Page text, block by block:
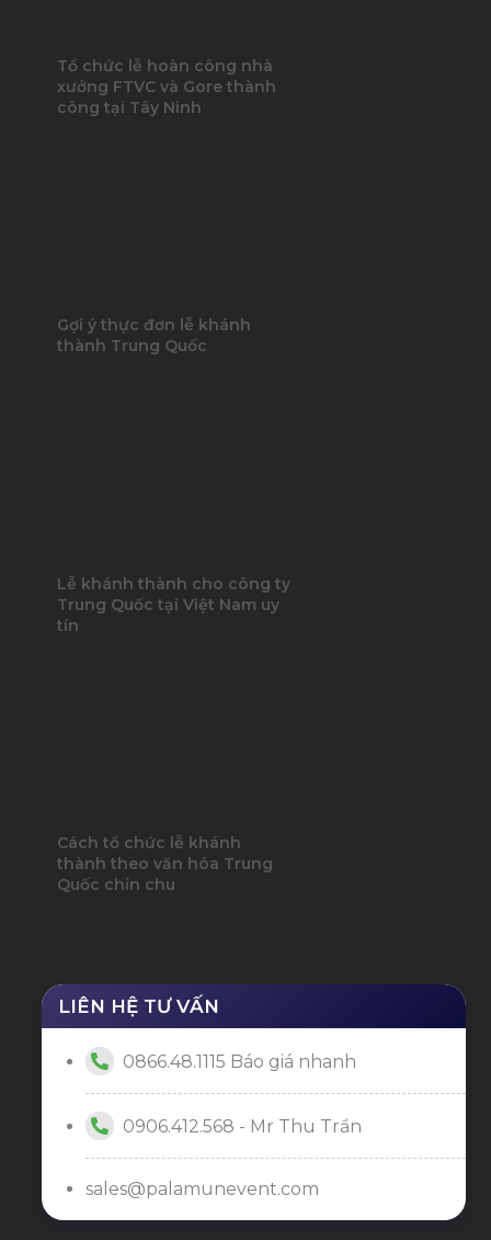
Tổ chức lễ hoàn công nhà
xưởng FTVC và Gore thành
công tại Tây Ninh
Gợi ý thực đơn lễ khánh
thành Trung Quốc
Lễ khánh thành cho công ty
Trung Quốc tại Việt Nam uy
tín
Cách tổ chức lễ khánh
thành theo văn hóa Trung
Quốc chỉn chu
LIÊN HỆ TƯ VẤN
0866.48.1115 Báo giá nhanh
0906.412.568 - Mr Thu Trần
sales@palamunevent.com